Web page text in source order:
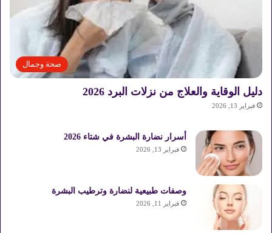
صحة وجمال
دليل الوقاية والعلاج من نزلات البرد 2026
فبراير 13, 2026
أسرار نضارة البشرة في شتاء 2026
فبراير 13, 2026
وصفات طبيعية لنضارة وترطيب البشرة
فبراير 11, 2026